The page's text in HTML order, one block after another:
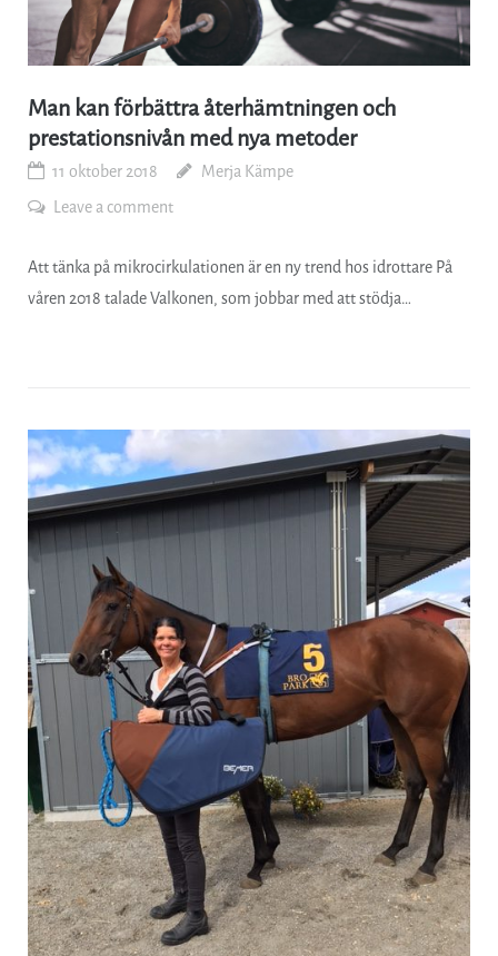
Man kan förbättra återhämtningen och
prestationsnivån med nya metoder
11 oktober 2018
Merja Kämpe
Leave a comment
Att tänka på mikrocirkulationen är en ny trend hos idrottare På
våren 2018 talade Valkonen, som jobbar med att stödja…